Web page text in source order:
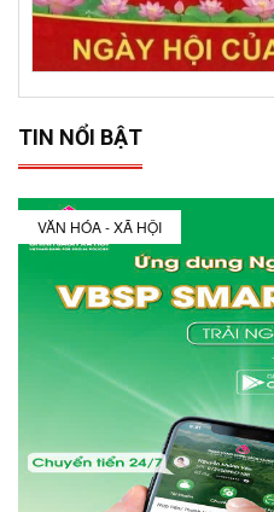
TIN NỔI BẬT
VĂN HÓA - XÃ HỘI